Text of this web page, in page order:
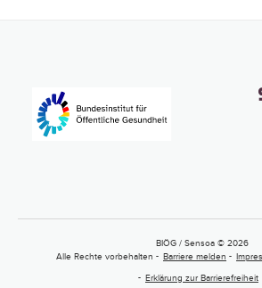
BIÖG / Sensoa © 2026
Alle Rechte vorbehalten
Barriere melden
Erklärung zur Barrierefreiheit